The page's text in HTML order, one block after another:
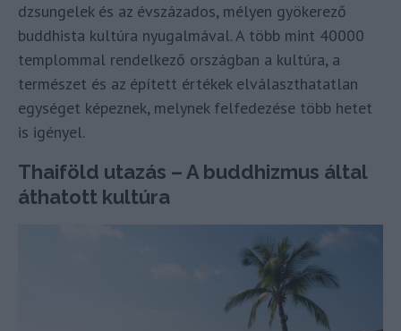
dzsungelek és az évszázados, mélyen gyökerező
buddhista kultúra nyugalmával. A több mint 40000
templommal rendelkező országban a kultúra, a
természet és az épített értékek elválaszthatatlan
egységet képeznek, melynek felfedezése több hetet
is igényel.
Thaiföld utazás – A buddhizmus által
áthatott kultúra